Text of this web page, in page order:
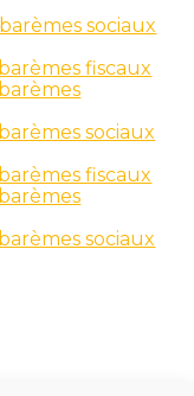
sociaux
fiscaux
sociaux
fiscaux
sociaux